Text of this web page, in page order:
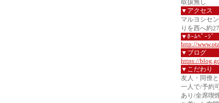
取扱無し
▼アクセス
マルヨシセ
りを西へ約
▼ﾎｰﾑﾍﾟｰｼﾞ
http://
▼ブログ
https://
▼こだわり
友人・同僚
一人で/予約
あり/全席喫